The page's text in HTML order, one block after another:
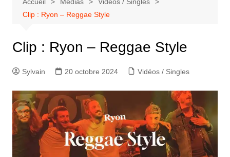
Clip : Ryon – Reggae Style
Clip : Ryon – Reggae Style
Sylvain 20 octobre 2024 Vidéos / Singles